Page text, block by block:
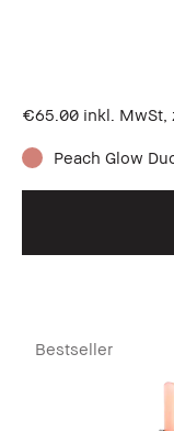
€65.00 inkl. MwSt,
Peach Glow
Bestseller